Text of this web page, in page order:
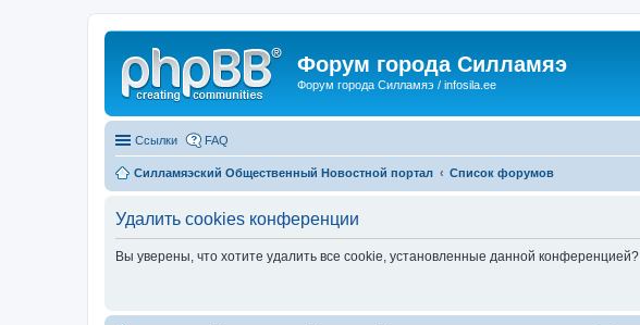
Форум города Силламяэ
Форум города Силламяэ / infosila.ee
Ссылки FAQ
Силламяэский Общественный Новостной портал Список форумов
Удалить cookies конференции
Вы уверены, что хотите удалить все cookie, установленные данной конференцией?